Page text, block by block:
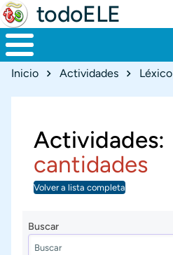
todoELE
Ruta de navegación
Inicio Actividades Léxico
Actividades:
cantidades
Volver a lista completa
Buscar